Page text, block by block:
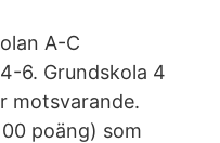
A-C
6. Grundskola 4
motsvarande.
poäng) som